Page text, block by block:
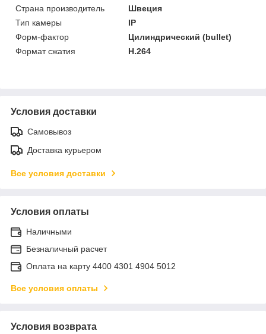
Страна производитель
Швеция
Тип камеры
IP
Форм-фактор
Цилиндрический (bullet)
Формат сжатия
H.264
Условия доставки
Самовывоз
Доставка курьером
Все условия доставки
Условия оплаты
Наличными
Безналичный расчет
Оплата на карту 4400 4301 4904 5012
Все условия оплаты
Условия возврата